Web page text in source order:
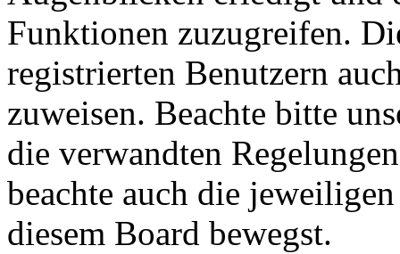
Funktionen zuzugreifen.
registrierten Benutzern
zuweisen. Beachte bitte
die verwandten
beachte auch die
diesem Board bewegst.